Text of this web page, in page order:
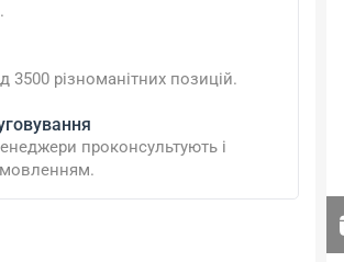
різноманітних позицій.
проконсультують і